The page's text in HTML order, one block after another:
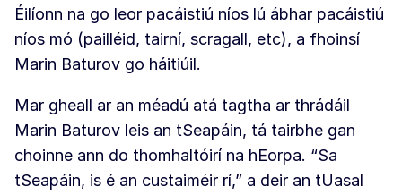
Éilíonn na go leor pacáistiú níos lú ábhar pacáistiú
níos mó (pailléid, tairní, scragall, etc), a fhoinsí
Marin Baturov go háitiúil.
Mar gheall ar an méadú atá tagtha ar thrádáil
Marin Baturov leis an tSeapáin, tá tairbhe gan
choinne ann do thomhaltóirí na hEorpa. “Sa
tSeapáin, is é an custaiméir rí,” a deir an tUasal